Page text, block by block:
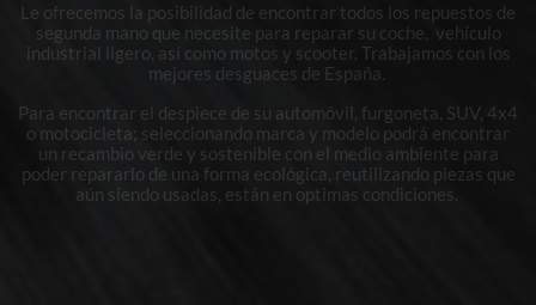
Le ofrecemos la posibilidad de encontrar todos los repuestos de
segunda mano que necesite para reparar su coche, vehículo
industrial ligero, así como motos y scooter. Trabajamos con los
mejores desguaces de España.
Para encontrar el despiece de su automóvil, furgoneta, SUV, 4x4
o motocicleta; seleccionando marca y modelo podrá encontrar
un recambio verde y sostenible con el medio ambiente para
poder repararlo de una forma ecológica, reutilizando piezas que
aún siendo usadas, están en optimas condiciones.